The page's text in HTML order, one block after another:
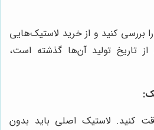
بررسی کنید و از خرید لاستیک‌هایی
از 3 سال از تاریخ تولید آن‌ها گذشته است،
کنید. لاستیک اصلی باید بدون